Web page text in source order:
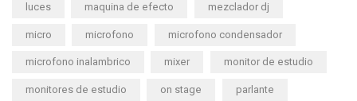
luces maquina de efecto mezclador dj
micro microfono microfono condensador
microfono inalambrico mixer monitor de estudio
monitores de estudio on stage parlante